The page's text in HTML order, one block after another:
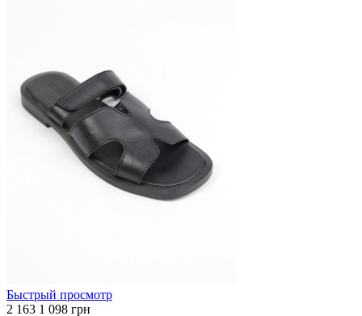
Быстрый просмотр
2 163 1 098 грн